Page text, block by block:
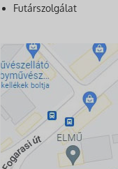
Futárszolgálat